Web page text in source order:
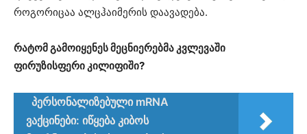
როგორიცაა ალცჰაიმერის დაავადება.
რატომ გამოიყენეს მეცნიერებმა კვლევაში
ფირუზისფერი კილიფიში?
პერსონალიზებული mRNA
ვაქცინები: იწყება კიბოს